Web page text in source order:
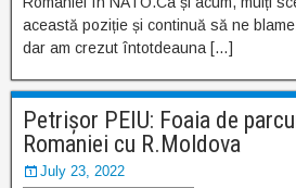
această poziție și continuă să ne
dar am crezut întotdeauna […]
Petrișor PEIU: Foaia de
Romaniei cu R.Moldova
July 23, 2022